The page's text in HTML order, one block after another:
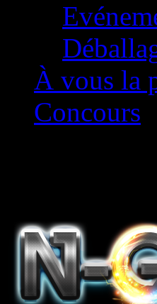
À vous la
Concours